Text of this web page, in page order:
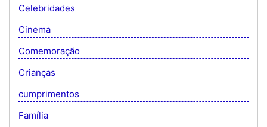
Celebridades
Cinema
Comemoração
Crianças
cumprimentos
Família